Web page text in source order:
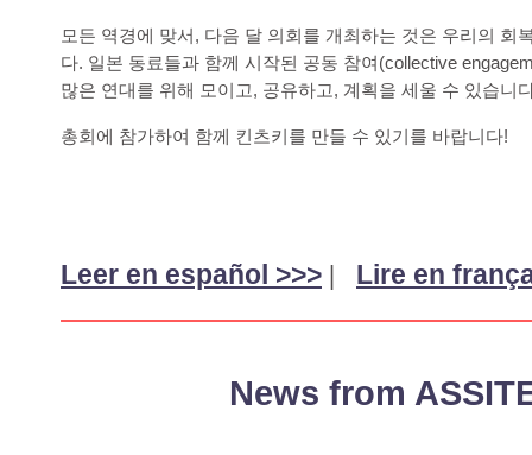
모든 역경에 맞서, 다음 달 의회를 개최하는 것은 우리의 회
다. 일본 동료들과 함께 시작된 공동 참여(collective
많은 연대를 위해 모이고, 공유하고, 계획을 세울 수 있습니
총회에 참가하여 함께 킨츠키를 만들 수 있기를 바랍니다!
Leer en español >>> | Lire en
News from